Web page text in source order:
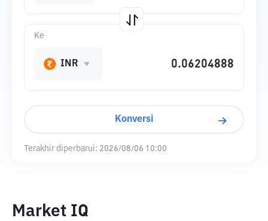
Ke
INR
Konversi
Terakhir diperbarui: 2026/08/06 10:00
Market IQ